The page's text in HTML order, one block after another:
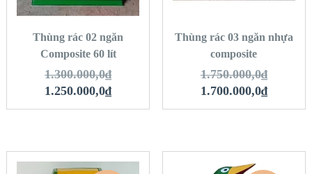
HÀNG
Thùng rác 02 ngăn
Composite 60 lít
1.300.000,0₫
1.250.000,0₫
Thùng rác 03 ngăn nhựa
composite
1.750.000,0₫
1.700.000,0₫